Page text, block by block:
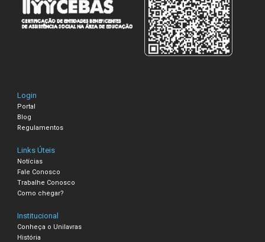
Login
Portal
Blog
Regulamentos
Links Úteis
Notícias
Fale Conosco
Trabalhe Conosco
Como chegar?
Institucional
Conheça o Unilavras
História